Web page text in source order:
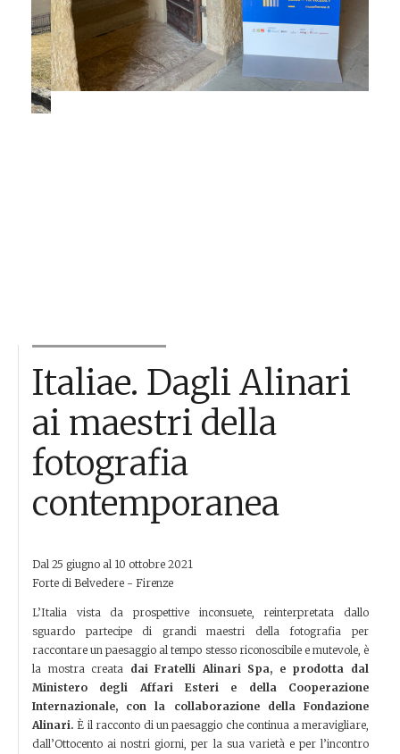
Italiae. Dagli Alinari
ai maestri della
fotografia
contemporanea
Dal 25 giugno al 10 ottobre 2021
Forte di Belvedere - Firenze
L’Italia vista da prospettive inconsuete, reinterpretata dallo
sguardo partecipe di grandi maestri della fotografia per
raccontare un paesaggio al tempo stesso riconoscibile e mutevole, è
la mostra creata dai Fratelli Alinari Spa, e prodotta dal
Ministero degli Affari Esteri e della Cooperazione
Internazionale, con la collaborazione della Fondazione
Alinari. È il racconto di un paesaggio che continua a meravigliare,
dall’Ottocento ai nostri giorni, per la sua varietà e per l’incontro